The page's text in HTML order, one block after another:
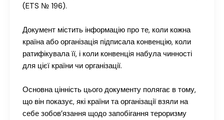
(ETS № 196).
Документ містить інформацію про те, коли кожна
країна або організація підписала конвенцію, коли
ратифікувала її, і коли конвенція набула чинності
для цієї країни чи організації.
Основна цінність цього документу полягає в тому,
що він показує, які країни та організації взяли на
себе зобов’язання щодо запобігання тероризму